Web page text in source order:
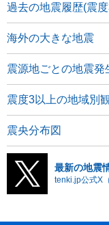
過去の地震履歴(震
海外の大きな地震
震源地ごとの地震発
震度3以上の地域別
震央分布図
最新の地震
tenki.jp公式X